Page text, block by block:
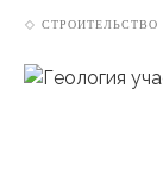
СТРОИТЕЛЬСТВО